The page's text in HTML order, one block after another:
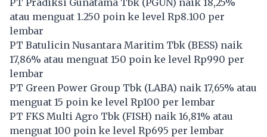
atau menguat 1.250 poin ke level Rp8.100 per
lembar
PT Batulicin Nusantara Maritim Tbk (BESS) naik
17,86% atau menguat 150 poin ke level Rp990 per
lembar
PT Green Power Group Tbk (LABA) naik 17,65% atau
menguat 15 poin ke level Rp100 per lembar
PT FKS Multi Agro Tbk (FISH) naik 16,81% atau
menguat 100 poin ke level Rp695 per lembar